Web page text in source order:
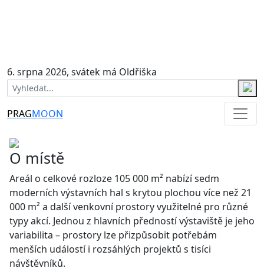
6. srpna 2026, svátek má Oldřiška
PRAGMOON
O místě
Areál o celkové rozloze 105 000 m² nabízí sedm
moderních výstavních hal s krytou plochou více než 21
000 m² a další venkovní prostory využitelné pro různé
typy akcí. Jednou z hlavních předností výstaviště je jeho
variabilita – prostory lze přizpůsobit potřebám
menších událostí i rozsáhlých projektů s tisíci
návštěvníků.